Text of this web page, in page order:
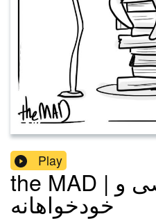
Play
the MAD | شخصی و
خودخواهانه